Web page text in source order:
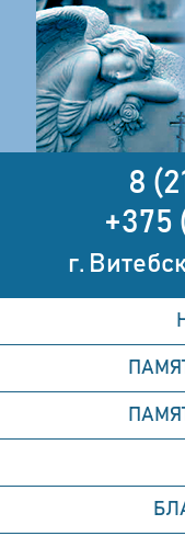
8
+375
г.